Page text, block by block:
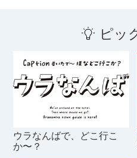
ピッ
ウラなんばで、どこ行こ
か〜？